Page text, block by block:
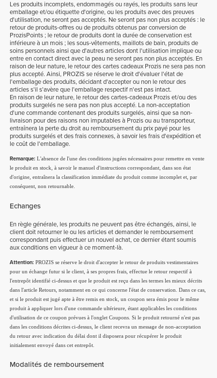
Les produits incomplets, endommagés ou rayés, les produits sans leur
emballage et/ou étiquette d'origine, ou les produits avec des preuves
d'utilisation, ne seront pas acceptés. Ne seront pas non plus acceptés : le
retour de produits-offres ou de produits obtenus par conversion de
ProzisPoints ; le retour de produits dont la durée de conservation est
inférieure à un mois ; les sous-vêtements, maillots de bain, produits de
soins personnels ainsi que d'autres articles dont l'utilisation implique ou
entre en contact direct avec la peau ne seront pas non plus acceptés. En
raison de leur nature, le retour des cartes cadeaux Prozis ne sera pas non
plus accepté. Ainsi, PROZIS se réserve le droit d'évaluer l'état de
l'emballage des produits, décidant d'accepter ou non le retour des
articles s'il s'avère que l'emballage respectif n'est pas intact.
En raison de leur nature, le retour des cartes-cadeaux Prozis et/ou des
produits surgelés ne sera pas non plus accepté. La non-acceptation
d'une commande contenant des produits surgelés, ainsi que sa non-
livraison pour des raisons non imputables à Prozis ou au transporteur,
entraînera la perte du droit au remboursement du prix payé pour les
produits surgelés et des frais connexes, à savoir les frais d'expédition et
le coût de l'emballage.
Remarque: L'absence de l'une des conditions jugées nécessaires pour remettre en vente
le produit en stock, à savoir le manuel d'instructions correspondant, dans son état
d'origine, entraînera la classification immédiate du produit comme incomplet et, par
conséquent, non retournable.
Echanges
En règle générale, les produits ne peuvent pas être échangés, ainsi, le
client doit retourner le ou les articles et demander le remboursement
correspondant puis effectuer un nouvel achat, ce dernier étant soumis
aux conditions en vigueur à ce moment-là.
Attention: PROZIS se réserve le droit d'accepter le retour de produits vestimentaires
pour un échange futur si le client, à ses propres frais, effectue le retour respectif à
l'entrepôt identifié ci-dessus et que le produit est reçu dans les termes les mieux décrits
dans l'article Retours, notamment en ce qui concerne l'état de conservation. Dans ce cas,
et si le produit est jugé apte à être remis en stock, un coupon sera émis pour le même
produit à appliquer lors d'une commande ultérieure, étant applicables les conditions
d'utilisation de ce coupon prévues à l'onglet Coupons. Si le produit retourné n'est pas
dans les conditions décrites ci-dessus, le client recevra un message de non-acceptation
du retour avec indication du délai dont il disposera pour récupérer le produit
initialement envoyé dans cet entrepôt.
Modalités de remboursement